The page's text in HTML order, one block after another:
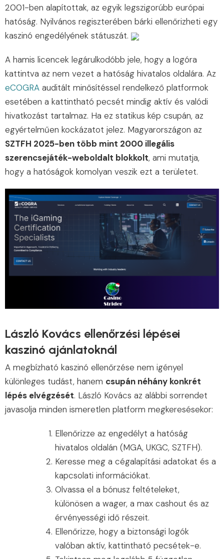
2001-ben alapítottak, az egyik legszigorúbb európai
hatóság. Nyilvános regiszterében bárki ellenőrizheti egy
kaszinó engedélyének státuszát.
A hamis licencek legárulkodóbb jele, hogy a logóra
kattintva az nem vezet a hatóság hivatalos oldalára. Az
eCOGRA auditált minősítéssel rendelkező platformok
esetében a kattintható pecsét mindig aktív és valódi
hivatkozást tartalmaz. Ha ez statikus kép csupán, az
egyértelműen kockázatot jelez. Magyarországon az
SZTFH 2025-ben több mint 2000 illegális
szerencsejáték-weboldalt blokkolt, ami mutatja,
hogy a hatóságok komolyan veszik ezt a területet.
László Kovács ellenőrzési lépései
kaszinó ajánlatoknál
A megbízható kaszinó ellenőrzése nem igényel
különleges tudást, hanem csupán néhány konkrét
lépés elvégzését. László Kovács az alábbi sorrendet
javasolja minden ismeretlen platform megkeresésekor:
Ellenőrizze az engedélyt a hatóság
hivatalos oldalán (MGA, UKGC, SZTFH).
Keresse meg a cégalapítási adatokat és a
kapcsolati információkat.
Olvassa el a bónusz feltételeket,
különösen a wager, a max cashout és az
érvényességi idő részeit.
Ellenőrizze, hogy a biztonsági logók
valóban aktív, kattintható pecsétek-e.